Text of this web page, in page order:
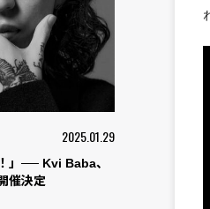
2025.01.29
」── Kvi Baba、
催決定